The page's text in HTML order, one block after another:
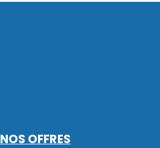
NOS OFFRES